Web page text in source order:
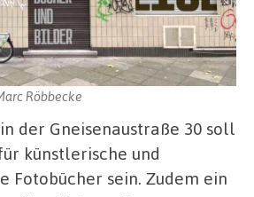
Röbbecke
der Gneisenaustraße 30 soll
künstlerische und
Fotobücher sein. Zudem ein